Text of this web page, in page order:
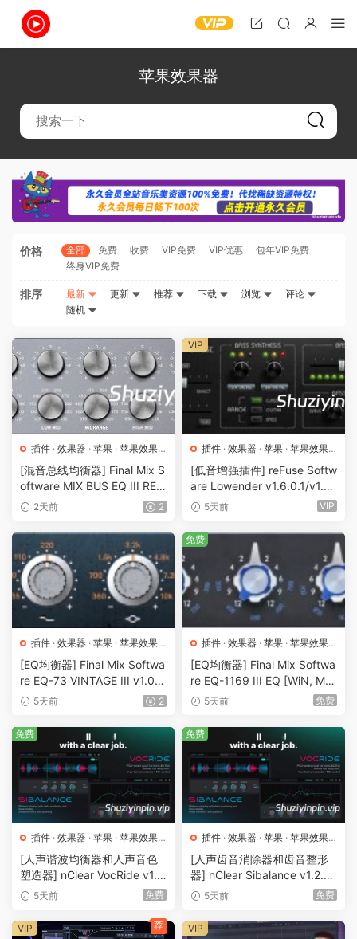
苹果效果器
价格 全部 免费 收费 VIP免费 VIP优惠
包年VIP免费
终身VIP免费
排序 最新 更新 推荐 下载 浏览
评论
随机
插件 · 效果器 · 苹果 · 苹果效果
器
[混音总线均衡器] Final Mix S
oftware MIX BUS EQ III RET
AiL [WiN, MacOSX]（51.97
2天前 2
插件 · 效果器 · 苹果 · 苹果效果
器
[低音增强插件] reFuse Softw
are Lowender v1.6.0.1/v1.4
[WiN, MacOSX]（3.8MB+4.
5天前 VIP
VIP
插件 · 效果器 · 苹果 · 苹果效果
器
[EQ均衡器] Final Mix Softwa
re EQ-73 VINTAGE III v1.0.0
[WiN, MacOSX] （16MB）
5天前 2
插件 · 效果器 · 苹果 · 苹果效果
器
[EQ均衡器] Final Mix Softwa
re EQ-1169 III EQ [WiN, Ma
cOSX]（44.94MB）
5天前 免费
免费
插件 · 效果器 · 苹果 · 苹果效果
器
[人声谐波均衡器和人声音色
塑造器] nClear VocRide v1.2.
1 VST3 CLAP AU LV2 [WiN,
B）
5天前 免费
免费
插件 · 效果器 · 苹果 · 苹果效果
器
[人声齿音消除器和齿音整形
器] nClear Sibalance v1.2.1
VST3 CLAP AU LV2 [WiN, M
5天前 免费
免费
VIP 荐 VIP